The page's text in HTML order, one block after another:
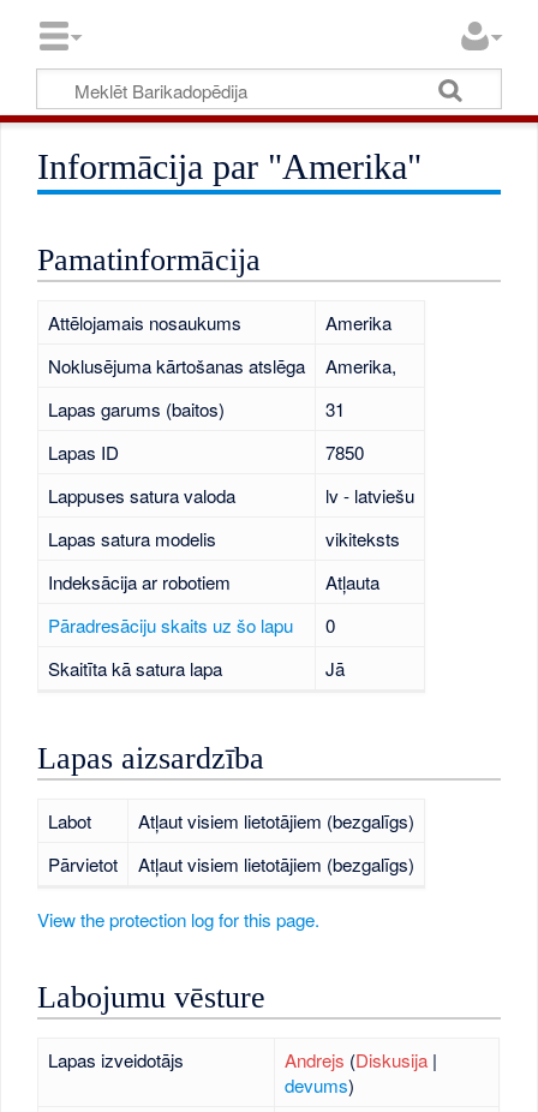
Informācija par "Amerika"
Pamatinformācija
Attēlojamais nosaukums
Amerika
Noklusējuma kārtošanas atslēga
Amerika,
Lapas garums (baitos)
31
Lapas ID
7850
Lappuses satura valoda
lv - latviešu
Lapas satura modelis
vikiteksts
Indeksācija ar robotiem
Atļauta
Pāradresāciju skaits uz šo lapu
0
Skaitīta kā satura lapa
Jā
Lapas aizsardzība
Labot
Atļaut visiem lietotājiem (bezgalīgs)
Pārvietot
Atļaut visiem lietotājiem (bezgalīgs)
View the protection log for this page.
Labojumu vēsture
Lapas izveidotājs Andrejs (Diskusija|
devums)